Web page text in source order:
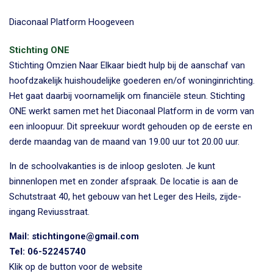
Diaconaal Platform Hoogeveen
Stichting ONE
Stichting Omzien Naar Elkaar biedt hulp bij de aanschaf van
hoofdzakelijk huishoudelijke goederen en/of woninginrichting.
Het gaat daarbij voornamelijk om financiële steun. Stichting
ONE werkt samen met het Diaconaal Platform in de vorm van
een inloopuur. Dit spreekuur wordt gehouden op de eerste en
derde maandag van de maand van 19.00 uur tot 20.00 uur.
In de schoolvakanties is de inloop gesloten. Je kunt
binnenlopen met en zonder afspraak. De locatie is aan de
Schutstraat 40, het gebouw van het Leger des Heils, zijde-
ingang Reviusstraat.
Mail: stichtingone@gmail.com
Tel: 06-52245740
Klik op de button voor de website